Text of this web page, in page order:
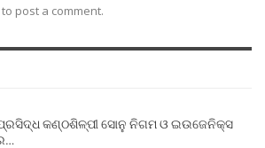
to post a comment.
କଣ୍ଠଶିଳ୍ପୀ ସୋନୁ ନିଗମ ଓ ଇଉଜେନିକ୍ସ